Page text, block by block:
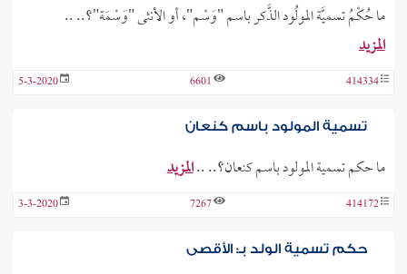
ما حُكْمُ تسميَّة المولُود الذَّكر باسم "وَسْم"، أو الأنثى "وَسْمَة"؟.. ..
المزيد
414334
6601
5-3-2020
تسمية المولود باسم كنعان
ما حكم تسمية المولود باسم كنعان؟.. ..المزيد
414172
7267
3-3-2020
حكم تسمية الولد بـ: الأقصى